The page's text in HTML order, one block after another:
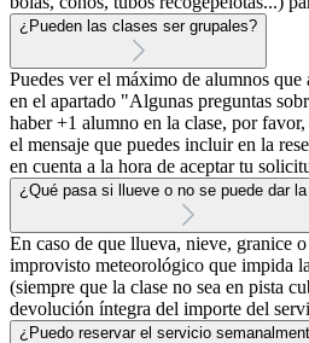
¿Pueden las clases ser grupales?
Puedes ver el máximo de alumnos que
en el apartado "Algunas preguntas
haber +1 alumno en la clase, por
el mensaje que puedes incluir en la
en cuenta a la hora de aceptar tu
¿Qué pasa si llueve o no se puede dar
En caso de que llueva, nieve, granice
improvisto meteorológico que impida
(siempre que la clase no sea en pista
devolución íntegra del importe del
¿Puedo reservar el servicio